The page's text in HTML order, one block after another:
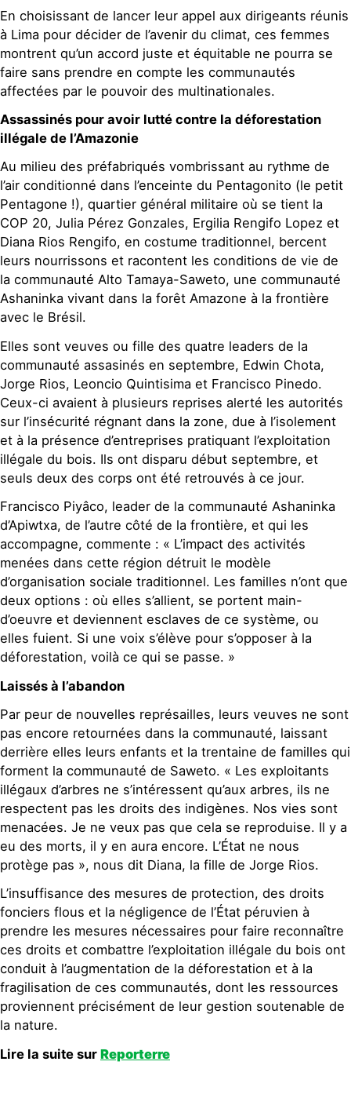
En choisissant de lancer leur appel aux dirigeants réunis
à Lima pour décider de l’avenir du climat, ces femmes
montrent qu’un accord juste et équitable ne pourra se
faire sans prendre en compte les communautés
affectées par le pouvoir des multinationales.
Assassinés pour avoir lutté contre la déforestation
illégale de l’Amazonie
Au milieu des préfabriqués vombrissant au rythme de
l’air conditionné dans l’enceinte du Pentagonito (le petit
Pentagone !), quartier général militaire où se tient la
COP 20, Julia Pérez Gonzales, Ergilia Rengifo Lopez et
Diana Rios Rengifo, en costume traditionnel, bercent
leurs nourrissons et racontent les conditions de vie de
la communauté Alto Tamaya-Saweto, une communauté
Ashaninka vivant dans la forêt Amazone à la frontière
avec le Brésil.
Elles sont veuves ou fille des quatre leaders de la
communauté assasinés en septembre, Edwin Chota,
Jorge Rios, Leoncio Quintisima et Francisco Pinedo.
Ceux-ci avaient à plusieurs reprises alerté les autorités
sur l’insécurité régnant dans la zone, due à l’isolement
et à la présence d’entreprises pratiquant l’exploitation
illégale du bois. Ils ont disparu début septembre, et
seuls deux des corps ont été retrouvés à ce jour.
Francisco Piyâco, leader de la communauté Ashaninka
d’Apiwtxa, de l’autre côté de la frontière, et qui les
accompagne, commente : « L’impact des activités
menées dans cette région détruit le modèle
d’organisation sociale traditionnel. Les familles n’ont que
deux options : où elles s’allient, se portent main-
d’oeuvre et deviennent esclaves de ce système, ou
elles fuient. Si une voix s’élève pour s’opposer à la
déforestation, voilà ce qui se passe. »
Laissés à l’abandon
Par peur de nouvelles représailles, leurs veuves ne sont
pas encore retournées dans la communauté, laissant
derrière elles leurs enfants et la trentaine de familles qui
forment la communauté de Saweto. « Les exploitants
illégaux d’arbres ne s’intéressent qu’aux arbres, ils ne
respectent pas les droits des indigènes. Nos vies sont
menacées. Je ne veux pas que cela se reproduise. Il y a
eu des morts, il y en aura encore. L’État ne nous
protège pas », nous dit Diana, la fille de Jorge Rios.
L’insuffisance des mesures de protection, des droits
fonciers flous et la négligence de l’État péruvien à
prendre les mesures nécessaires pour faire reconnaître
ces droits et combattre l’exploitation illégale du bois ont
conduit à l’augmentation de la déforestation et à la
fragilisation de ces communautés, dont les ressources
proviennent précisément de leur gestion soutenable de
la nature.
Lire la suite sur Reporterre